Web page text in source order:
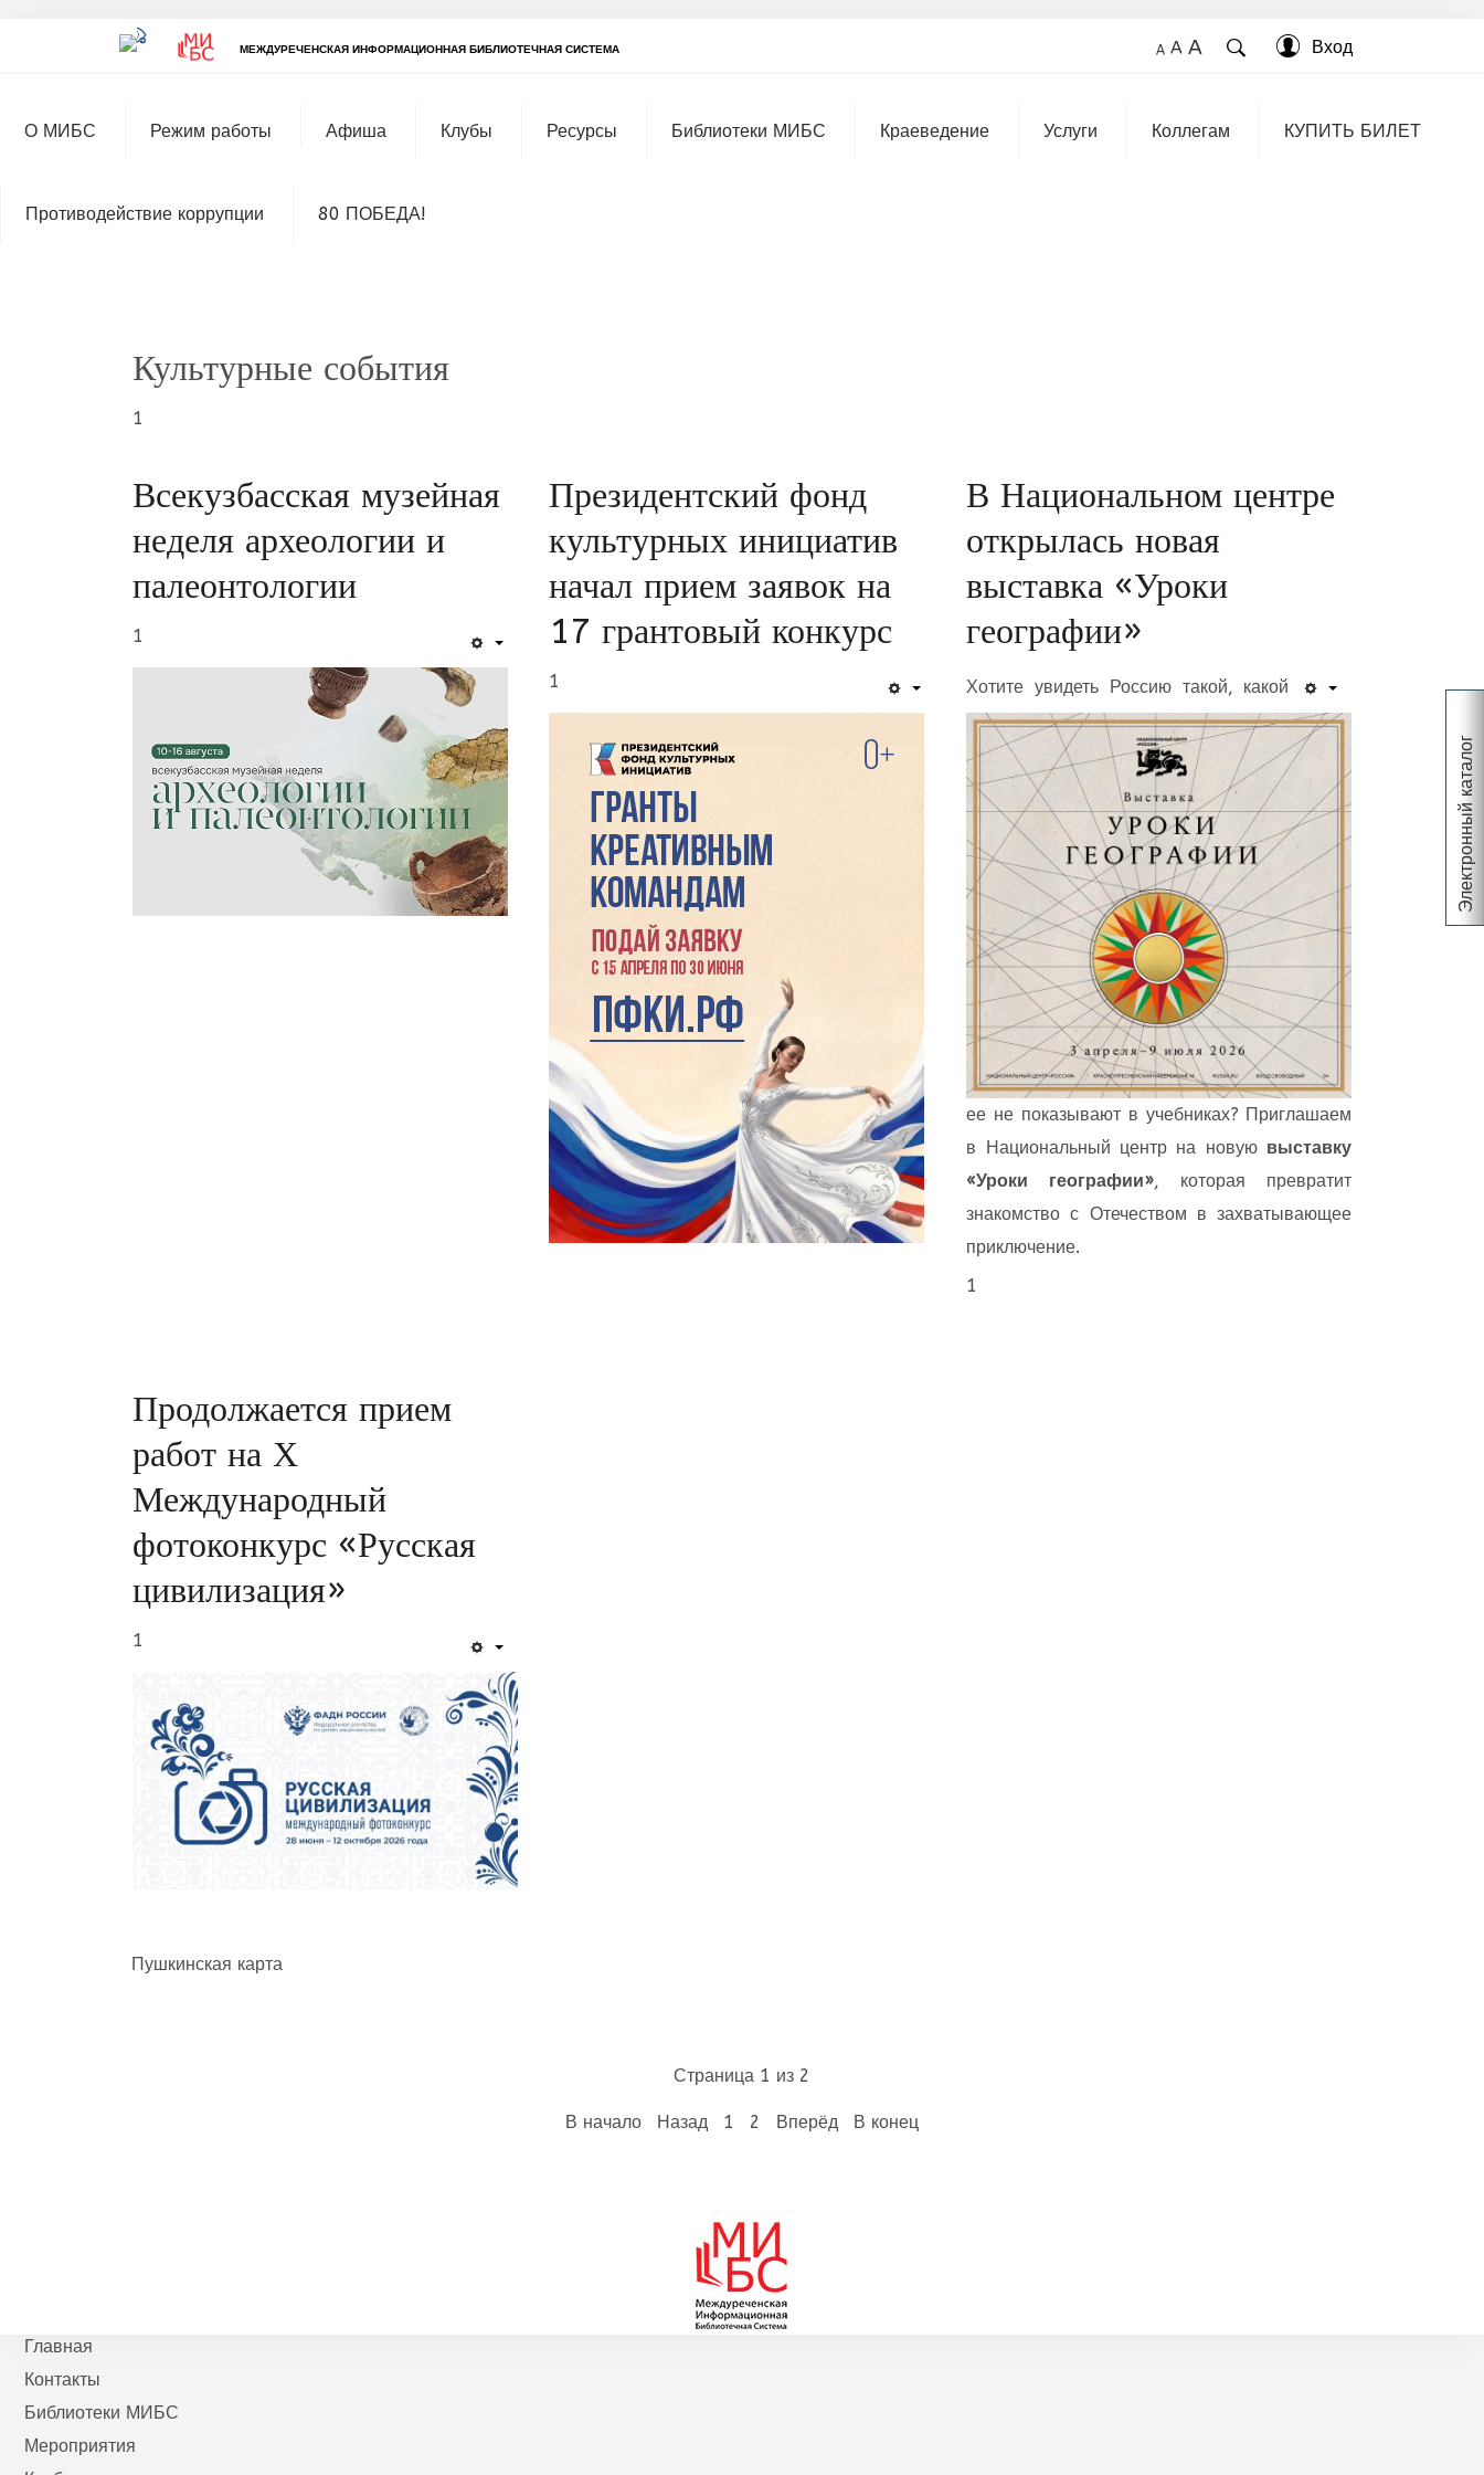
Электронный каталог
МЕЖДУРЕЧЕНСКАЯ ИНФОРМАЦИОННАЯ БИБЛИОТЕЧНАЯ СИСТЕМА Вход
A A A
О МИБС Режим работы Афиша Клубы Ресурсы Библиотеки МИБС Краеведение Услуги Коллегам КУПИТЬ БИЛЕТ
Противодействие коррупции 80 ПОБЕДА!
Культурные события
1
Всекузбасская музейная
неделя археологии и
палеонтологии
1
Президентский фонд
культурных инициатив
начал прием заявок на
17 грантовый конкурс
1
В Национальном центре
открылась новая
выставка «Уроки
географии»
Хотите увидеть Россию такой, какой
ее не показывают в учебниках? Приглашаем
в Национальный центр на новую выставку
«Уроки географии», которая превратит
знакомство с Отечеством в захватывающее
приключение.
1
Продолжается прием
работ на Х
Международный
фотоконкурс «Русская
цивилизация»
1
Пушкинская карта
Страница 1 из 2
В начало Назад 1 2 Вперёд В конец
Главная
Контакты
Библиотеки МИБС
Мероприятия